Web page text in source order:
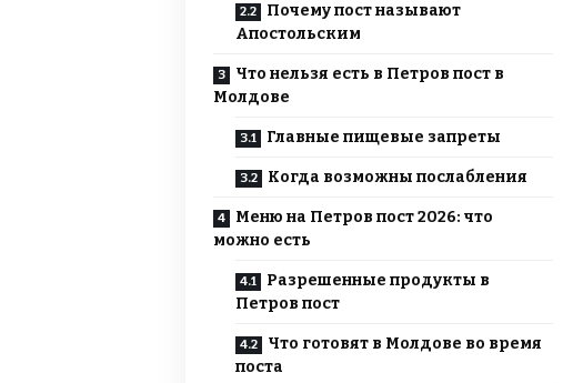
Почему пост называют
Апостольским
Что нельзя есть в Петров пост в
Молдове
Главные пищевые запреты
Когда возможны послабления
Меню на Петров пост 2026: что
можно есть
Разрешенные продукты в
Петров пост
Что готовят в Молдове во время
поста